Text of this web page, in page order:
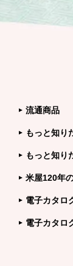
流通商品
もっと知り
もっと知り
米屋120年
電子カタロ
電子カタロ